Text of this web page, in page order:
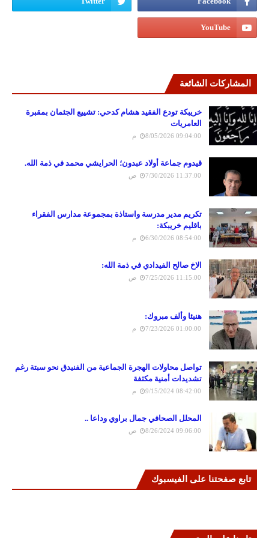
المشاركات الشائعة
خريبكة تودع الفقيد هشام كدحي: تشييع الجثمان بمقبرة
العامريات
8/05/2026 09:04:00 م
قيدوم جماعة أولاد عبدون؛ الحرايشي محمد في ذمة الله.
7/30/2026 11:37:00 ص
تكريم مدير مدرسة واستاذة بمجموعة مدارس الفقراء
باقليم خريبكة:
6/30/2026 08:54:00 م
الاخ صالح الفيدادي في ذمة الله:
7/25/2026 11:15:00 ص
هنيئا وألف مبروك:
7/23/2026 01:00:00 م
تواصل محاولات الهجرة الجماعية من الفنيدق نحو سبتة رغم
تشديدات أمنية مكثفة
9/15/2024 08:42:00 م
المحلل الصحافي جمال براوي وداعا ..
8/26/2024 09:06:00 ص
تابع صفحتنا على الفيسبوك